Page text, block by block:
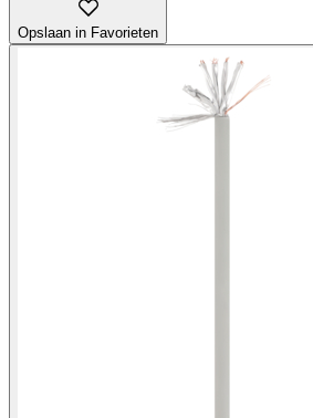
Opslaan in Favorieten